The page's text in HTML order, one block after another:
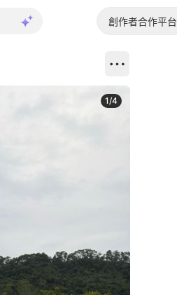
創作者合作平台
1/4